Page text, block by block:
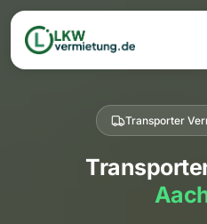
Transporter